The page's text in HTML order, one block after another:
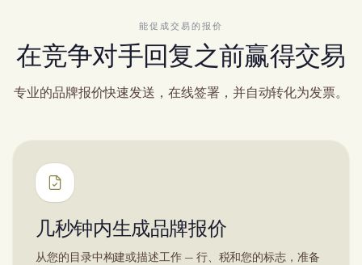
能促成交易的报价
在竞争对手回复之前赢得交易
专业的品牌报价快速发送，在线签署，并自动转化为发票。
几秒钟内生成品牌报价
从您的目录中构建或描述工作 — 行、税和您的标志，准备